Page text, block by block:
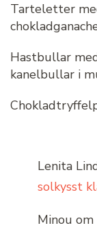
Tarteletter
Hastbullar
kanelbullar i
Lenita
solkysst
Minou om